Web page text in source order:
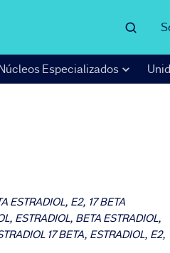
Especializados
ESTRADIOL, E2, 17 BETA
ESTRADIOL, BETA ESTRADIOL,
17 BETA, ESTRADIOL, E2,